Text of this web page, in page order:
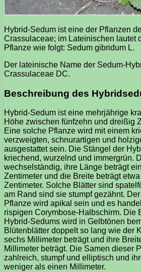
Hybrid-Sedum ist eine der Pflanzen
Crassulaceae; im Lateinischen lautet
Pflanze wie folgt: Sedum gibridum L.
Der lateinische Name der Sedum-
Crassulaceae DC.
Beschreibung des
Hybrid-Sedum ist eine mehrjährige
Höhe zwischen fünfzehn und dreißig
Eine solche Pflanze wird mit einem
verzweigten, schnurartigen und
ausgestattet sein. Die Stängel der
kriechend, wurzelnd und immergrün.
wechselständig, ihre Länge beträgt
Zentimeter und die Breite beträgt
Zentimeter. Solche Blätter sind
am Rand sind sie stumpf gezähnt.
Pflanze wird apikal sein und es
rispigen Corymbose-Halbschirm. Die
Hybrid-Sedums wird in Gelbtönen
Blütenblätter doppelt so lang wie der
sechs Millimeter beträgt und ihre
Millimeter beträgt. Die Samen dieser
zahlreich, stumpf und elliptisch und
weniger als einen Millimeter.